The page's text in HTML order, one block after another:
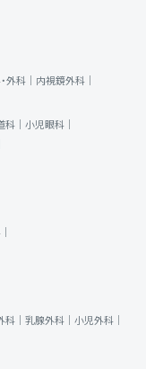
外科｜ 内視鏡外科｜
｜ 小児眼科｜
｜ 乳腺外科｜ 小児外科｜